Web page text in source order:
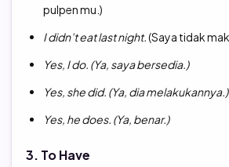
pulpen mu.)
I didn’t eat last night. (Saya tidak
Yes, I do. (Ya, saya bersedia.)
Yes, she did. (Ya, dia melakukannya.)
Yes, he does. (Ya, benar.)
3. To Have